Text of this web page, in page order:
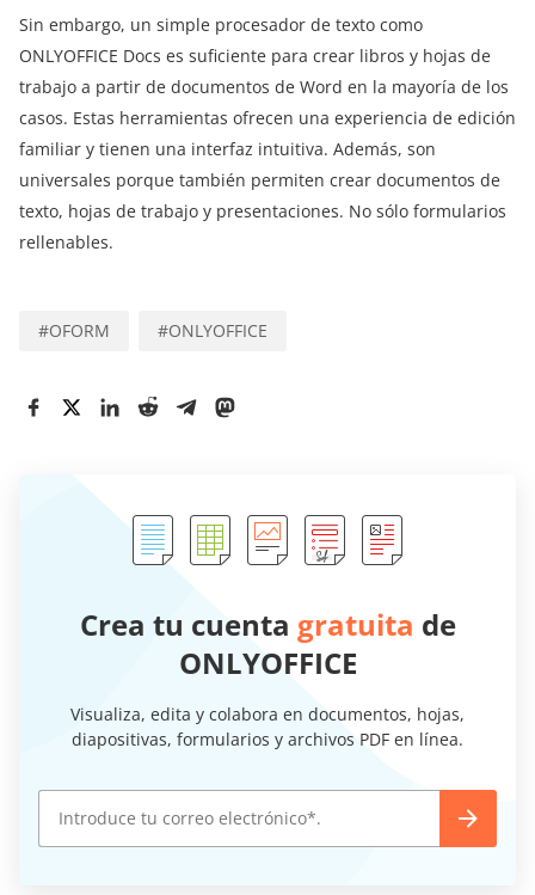
Sin embargo, un simple procesador de texto como
ONLYOFFICE Docs es suficiente para crear libros y hojas de
trabajo a partir de documentos de Word en la mayoría de los
casos. Estas herramientas ofrecen una experiencia de edición
familiar y tienen una interfaz intuitiva. Además, son
universales porque también permiten crear documentos de
texto, hojas de trabajo y presentaciones. No sólo formularios
rellenables.
#OFORM #ONLYOFFICE
Crea tu cuenta gratuita de
ONLYOFFICE
Visualiza, edita y colabora en documentos, hojas,
diapositivas, formularios y archivos PDF en línea.